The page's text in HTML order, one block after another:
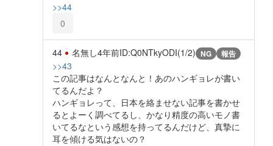
>>44
0
44 名無し4年前ID:Q0NTkyODI(1/2) NG 報告
>>43
この記事はなんとなんと！あのハンギョレが書い
てるんだよ？
ハンギョレって、日本を絡ませない記事を書かせ
るとよーく調べてるし、かなり精度の高いモノ書
いてるなという感想を持ってるんだけど、真摯に
耳を傾ける気はないの？